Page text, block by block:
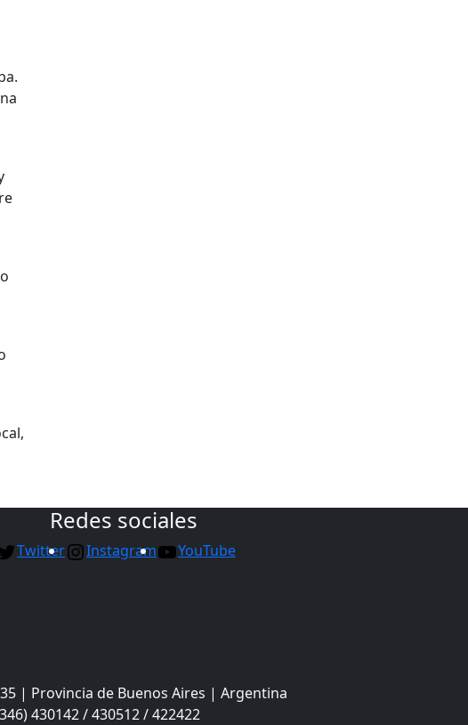
Redes sociales
Twitter Instagram YouTube
| Provincia de Buenos Aires | Argentina
430142 / 430512 / 422422